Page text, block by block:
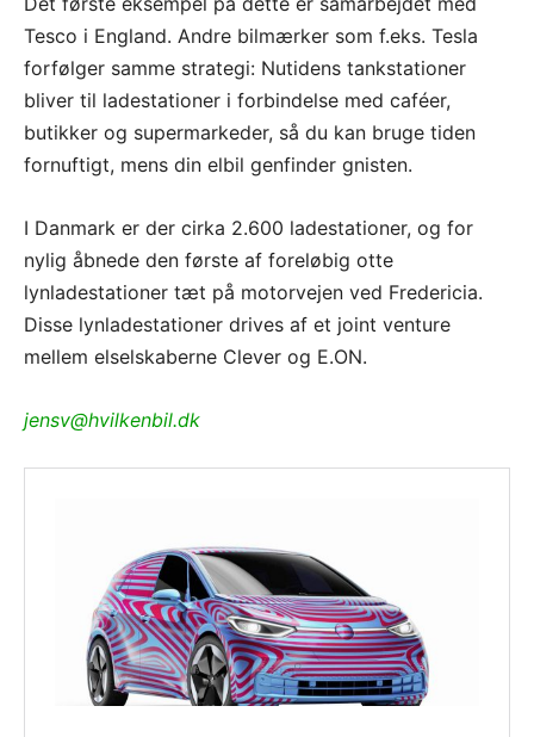
Tesco i England. Andre bilmærker som f.eks. Tesla
forfølger samme strategi: Nutidens tankstationer
bliver til ladestationer i forbindelse med caféer,
butikker og supermarkeder, så du kan bruge tiden
fornuftigt, mens din elbil genfinder gnisten.
I Danmark er der cirka 2.600 ladestationer, og for
nylig åbnede den første af foreløbig otte
lynladestationer tæt på motorvejen ved Fredericia.
Disse lynladestationer drives af et joint venture
mellem elselskaberne Clever og E.ON.
jensv@hvilkenbil.dk